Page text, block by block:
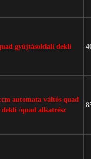
gyújtásoldali dekli
automata váltós quad
dekli /quad alkatrész